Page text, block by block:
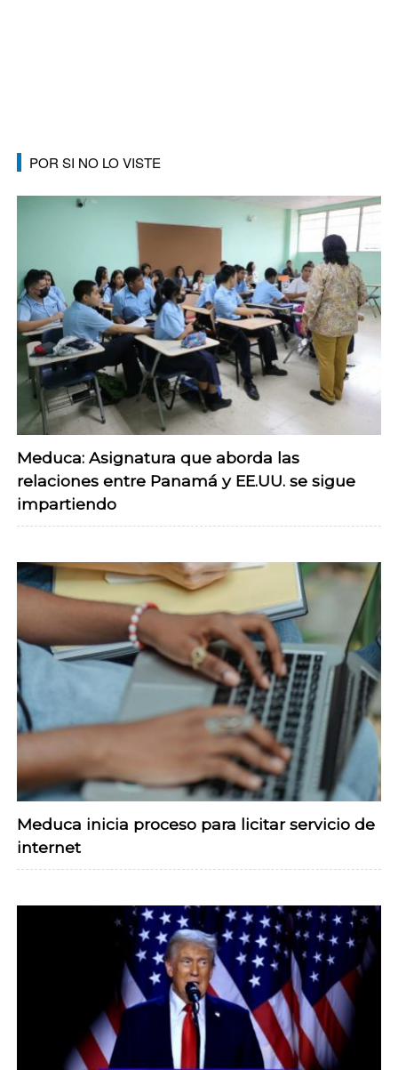
POR SI NO LO VISTE
Meduca: Asignatura que aborda las
relaciones entre Panamá y EE.UU. se sigue
impartiendo
Meduca inicia proceso para licitar servicio de
internet